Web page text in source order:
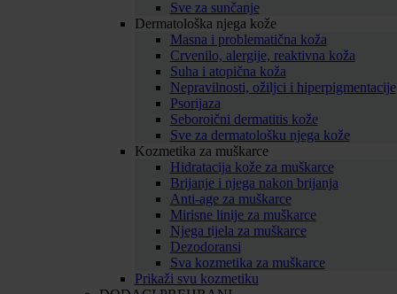
Sve za sunčanje
Dermatološka njega kože
Masna i problematična koža
Crvenilo, alergije, reaktivna koža
Suha i atopična koža
Nepravilnosti, ožiljci i hiperpigmentacije
Psorijaza
Seboroični dermatitis kože
Sve za dermatološku njega kože
Kozmetika za muškarce
Hidratacija kože za muškarce
Brijanje i njega nakon brijanja
Anti-age za muškarce
Mirisne linije za muškarce
Njega tijela za muškarce
Dezodoransi
Sva kozmetika za muškarce
Prikaži svu kozmetiku